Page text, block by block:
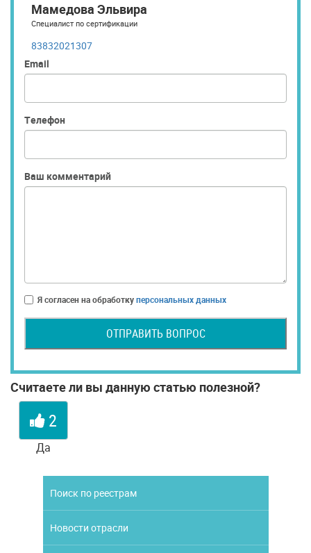
Мамедова Эльвира
Специалист по сертификации
83832021307
Email
Телефон
Ваш комментарий
Я согласен на обработкуперсональных данных
ОТПРАВИТЬ ВОПРОС
Считаете ли вы данную статью полезной?
2
Да
Поиск по реестрам
Новости отрасли